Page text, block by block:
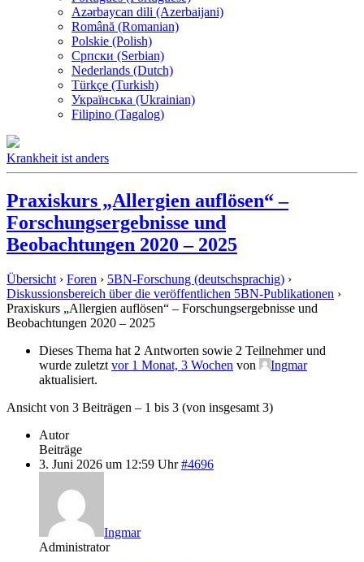
Azərbaycan dili (Azerbaijani)
Română (Romanian)
Polskie (Polish)
Српски (Serbian)
Nederlands (Dutch)
Türkçe (Turkish)
Українська (Ukrainian)
Filipino (Tagalog)
Krankheit ist anders
Praxiskurs „Allergien auflösen“ –
Forschungsergebnisse und
Beobachtungen 2020 – 2025
Übersicht › Foren › 5BN-Forschung (deutschsprachig) ›
Diskussionsbereich über die veröffentlichen 5BN-Publikationen ›
Praxiskurs „Allergien auflösen“ – Forschungsergebnisse und
Beobachtungen 2020 – 2025
Dieses Thema hat 2 Antworten sowie 2 Teilnehmer und
wurde zuletzt vor 1 Monat, 3 Wochen von
Ingmar
aktualisiert.
Ansicht von 3 Beiträgen – 1 bis 3 (von insgesamt 3)
Autor
Beiträge
3. Juni 2026 um 12:59 Uhr #4696
Ingmar
Administrator